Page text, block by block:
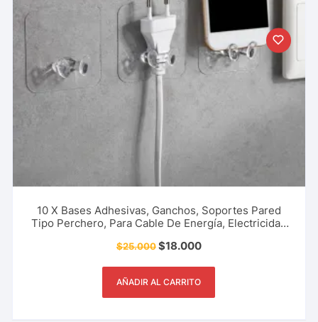
10 X Bases Adhesivas, Ganchos, Soportes Pared
Tipo Perchero, Para Cable De Energía, Electricidad
Grabadoras, Radio y Más
$25.000$18.000
AÑADIR AL CARRITO